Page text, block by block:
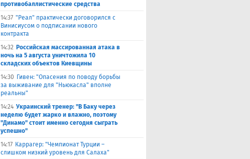
противобаллистические средства
14:37 "Реал" практически договорился с
Винисиусом о подписании нового
контракта
14:32 Российская массированная атака в
ночь на 5 августа уничтожила 10
складских объектов Киевщины
14:30 Гивен: "Опасения по поводу борьбы
за выживание для "Ньюкасла" вполне
реальны"
14:24 Украинский тренер: "В Баку через
неделю будет жарко и влажно, поэтому
"Динамо" стоит именно сегодня сыграть
успешно"
14:17 Каррагер: "Чемпионат Турции –
слишком низкий уровень для Салаха"